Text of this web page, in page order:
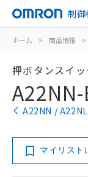
制御
ホーム > 商品情報 >
押ボタンスイッ
A22NN /
マイリスト